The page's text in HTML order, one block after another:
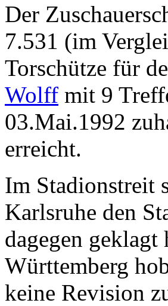
Der
7.531 (im
Torschütze für
Wolff mit 9
03.Mai.1992
erreicht.
Im Stadionstreit
Karlsruhe den
dagegen
Württemberg
keine Revision